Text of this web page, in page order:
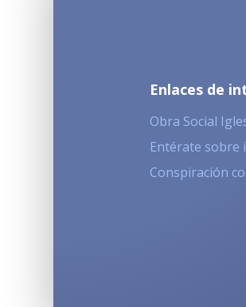
Enlaces de
Obra Social
Entérate sobre
Conspiración